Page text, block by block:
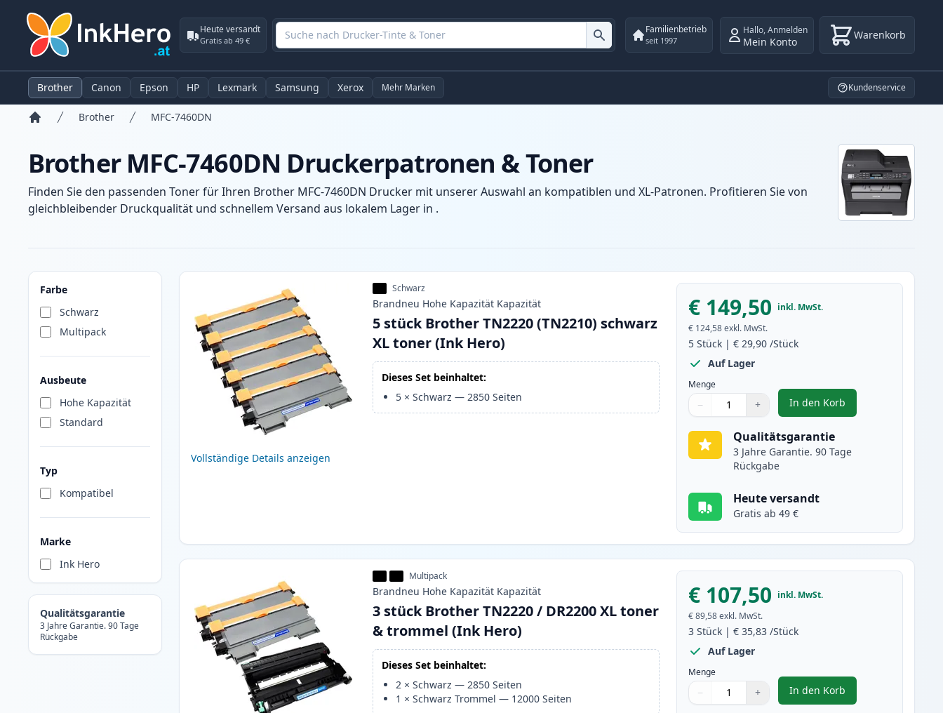
Heute versandt
Gratis ab 49 €
Familienbetrieb
seit 1997
Hallo,Anmelden
Mein Konto Warenkorb
Brother Canon Epson HP Lexmark Samsung Xerox Mehr Marken Kundenservice
Brother MFC-7460DN
Brother MFC-7460DN Druckerpatronen & Toner
Finden Sie den passenden Toner für Ihren Brother MFC-7460DN Drucker mit unserer Auswahl an kompatiblen und XL-Patronen. Profitieren Sie von
gleichbleibender Druckqualität und schnellem Versand aus lokalem Lager in .
Farbe
Schwarz
Multipack
Ausbeute
Hohe Kapazität
Standard
Typ
Kompatibel
Marke
Ink Hero
Qualitätsgarantie
3 Jahre Garantie. 90 Tage
Rückgabe
Produkte
Vollständige Details anzeigen
Schwarz
Brandneu Hohe Kapazität Kapazität
5 stück Brother TN2220 (TN2210) schwarz
XL toner (Ink Hero)
Dieses Set beinhaltet:
5 ×Schwarz —2850 Seiten
€ 149,50 inkl. MwSt.
€ 124,58 exkl. MwSt.
5 Stück |€ 29,90 /Stück
Auf Lager
Menge
Menge
Verwenden Sie die Tasten, um anzupassen
− +
Menge 1
In den Korb
, 5 stück Brother TN2220
Qualitätsgarantie
3 Jahre Garantie. 90 Tage
Rückgabe
Heute versandt
Gratis ab 49 €
Multipack
Brandneu Hohe Kapazität Kapazität
3 stück Brother TN2220 / DR2200 XL toner
& trommel (Ink Hero)
Dieses Set beinhaltet:
2 ×Schwarz —2850 Seiten
1 ×Schwarz Trommel — 12000 Seiten
€ 107,50 inkl. MwSt.
€ 89,58 exkl. MwSt.
3 Stück |€ 35,83 /Stück
Auf Lager
Menge
Menge
Verwenden Sie die Tasten, um anzupassen
− +
Menge 1
In den Korb
, 3 stück Brother TN2220